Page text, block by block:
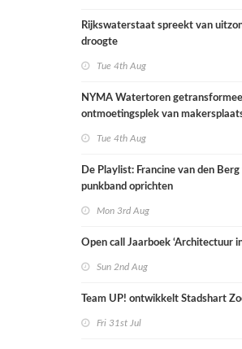
Rijkswaterstaat spreekt van
droogte
Tue 4th Aug
NYMA Watertoren
ontmoetingsplek van
Tue 4th Aug
De Playlist: Francine van den
punkband oprichten
Mon 3rd Aug
Open call Jaarboek ‘Architectuur
Sun 2nd Aug
Team UP! ontwikkelt Stadshart
Fri 31st Jul